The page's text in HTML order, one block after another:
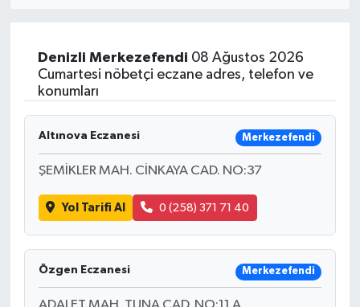
Denizli Merkezefendi 08 Ağustos 2026
Cumartesi nöbetçi eczane adres, telefon ve
konumları
Altınova Eczanesi Merkezefendi
ŞEMİKLER MAH. CİNKAYA CAD. NO:37
Yol Tarifi Al 0 (258) 371 71 40
Özgen Eczanesi Merkezefendi
ÖZEL HABER
SAĞLIK
SİYASET
SOSYAL YARDIMLAR
SPONSORLU YAZI